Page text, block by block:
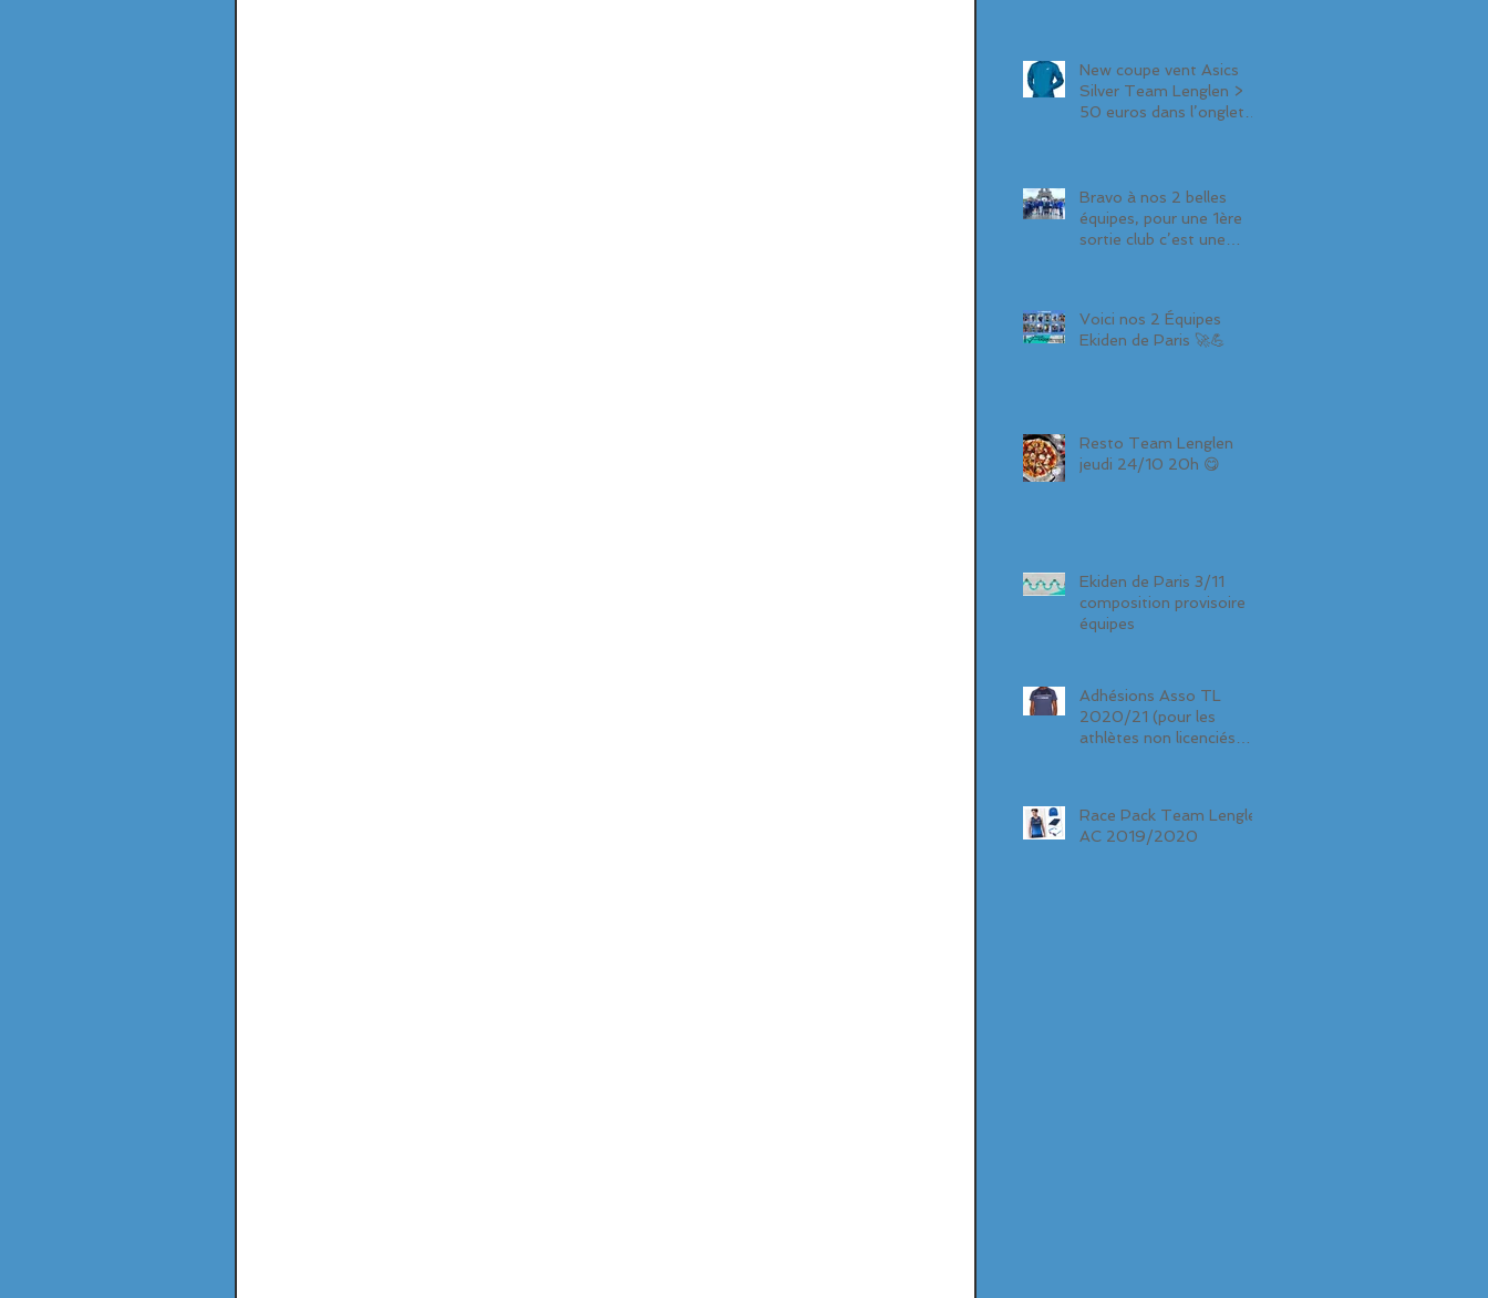
New coupe vent Asics
Silver Team Lenglen >
50 euros dans l’onglet
Bravo à nos 2 belles
équipes, pour une 1ère
sortie club c’est une
Voici nos 2 Équipes
Ekiden de Paris 🚀💪
Resto Team Lenglen
jeudi 24/10 20h 😋
Ekiden de Paris 3/11
composition provisoire
équipes
Adhésions Asso TL
2020/21 (pour les
athlètes non licenciés
Race Pack Team Lenglen
AC 2019/2020